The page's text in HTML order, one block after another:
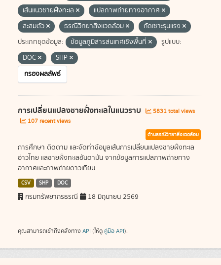
เส้นแนวชายฝั่งทะเล
แปลภาพถ่ายทางอากาศ
สะสมตัว
ธรณีวิทยาสิ่งแวดล้อม
กัดเซาะรุนแรง
ประเภทชุดข้อมูล:
ข้อมูลภูมิสารสนเทศเชิงพื้นที่
รูปแบบ:
DOC
SHP
กรองผลลัพธ์
การเปลี่ยนแปลงชายฝั่งทะเลในแนวราบ
5831 total views
107 recent views
ด้านธรณีวิทยาสิ่งแวดล้อม
การศึกษา ติดตาม และจัดทำข้อมูลเส้นการเปลี่ยนแปลงชายฝั่งทะเล
อ่าวไทย แลชายฝั่งทะเลอันดามัน จากข้อมูลการแปลภาพถ่ายทาง
อากาศและภาพถ่ายดาวเทียม...
CSV SHP DOC
กรมทรัพยากรธรณี 18 มิถุนายน 2569
คุณสามารถเข้าถึงคลังทาง API (ให้ดู คู่มือ API).